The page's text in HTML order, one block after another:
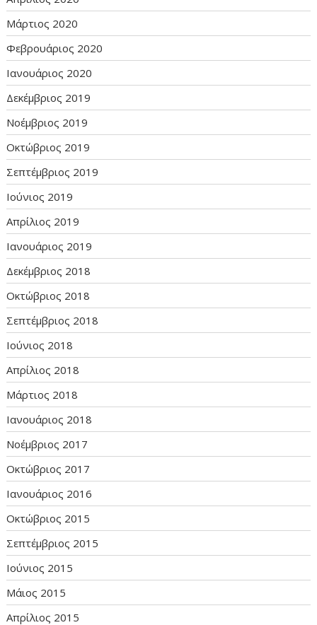
Μάρτιος 2020
Φεβρουάριος 2020
Ιανουάριος 2020
Δεκέμβριος 2019
Νοέμβριος 2019
Οκτώβριος 2019
Σεπτέμβριος 2019
Ιούνιος 2019
Απρίλιος 2019
Ιανουάριος 2019
Δεκέμβριος 2018
Οκτώβριος 2018
Σεπτέμβριος 2018
Ιούνιος 2018
Απρίλιος 2018
Μάρτιος 2018
Ιανουάριος 2018
Νοέμβριος 2017
Οκτώβριος 2017
Ιανουάριος 2016
Οκτώβριος 2015
Σεπτέμβριος 2015
Ιούνιος 2015
Μάιος 2015
Απρίλιος 2015